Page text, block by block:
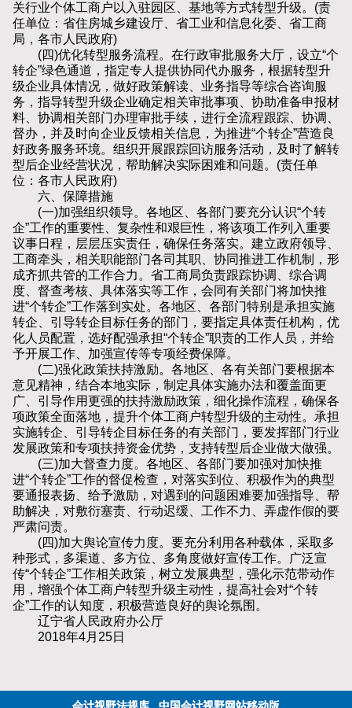
关行业个体工商户以入驻园区、基地等方式转型升级。(责
任单位：省住房城乡建设厅、省工业和信息化委、省工商
局，各市人民政府)
(四)优化转型服务流程。在行政审批服务大厅，设立“个
转企”绿色通道，指定专人提供协同代办服务，根据转型升
级企业具体情况，做好政策解读、业务指导等综合咨询服
务，指导转型升级企业确定相关审批事项、协助准备申报材
料、协调相关部门办理审批手续，进行全流程跟踪、协调、
督办，并及时向企业反馈相关信息，为推进“个转企”营造良
好政务服务环境。组织开展跟踪回访服务活动，及时了解转
型后企业经营状况，帮助解决实际困难和问题。(责任单
位：各市人民政府)
六、保障措施
(一)加强组织领导。各地区、各部门要充分认识“个转
企”工作的重要性、复杂性和艰巨性，将该项工作列入重要
议事日程，层层压实责任，确保任务落实。建立政府领导、
工商牵头，相关职能部门各司其职、协同推进工作机制，形
成齐抓共管的工作合力。省工商局负责跟踪协调、综合调
度、督查考核、具体落实等工作，会同有关部门将加快推
进“个转企”工作落到实处。各地区、各部门特别是承担实施
转企、引导转企目标任务的部门，要指定具体责任机构，优
化人员配置，选好配强承担“个转企”职责的工作人员，并给
予开展工作、加强宣传等专项经费保障。
(二)强化政策扶持激励。各地区、各有关部门要根据本
意见精神，结合本地实际，制定具体实施办法和覆盖面更
广、引导作用更强的扶持激励政策，细化操作流程，确保各
项政策全面落地，提升个体工商户转型升级的主动性。承担
实施转企、引导转企目标任务的有关部门，要发挥部门行业
发展政策和专项扶持资金优势，支持转型后企业做大做强。
(三)加大督查力度。各地区、各部门要加强对加快推
进“个转企”工作的督促检查，对落实到位、积极作为的典型
要通报表扬、给予激励，对遇到的问题困难要加强指导、帮
助解决，对敷衍塞责、行动迟缓、工作不力、弄虚作假的要
严肃问责。
(四)加大舆论宣传力度。要充分利用各种载体，采取多
种形式，多渠道、多方位、多角度做好宣传工作。广泛宣
传“个转企”工作相关政策，树立发展典型，强化示范带动作
用，增强个体工商户转型升级主动性，提高社会对“个转
企”工作的认知度，积极营造良好的舆论氛围。
辽宁省人民政府办公厅
2018年4月25日
会计视野法规库 中国会计视野网站移动版